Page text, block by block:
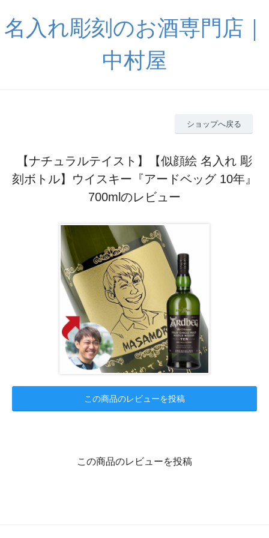
名入れ彫刻のお酒専門店｜
中村屋
ショップへ戻る
【ナチュラルテイスト】【似顔絵 名入れ 彫
刻ボトル】ウイスキー『アードベッグ 10年』
700mlのレビュー
この商品のレビューを投稿
この商品のレビューを投稿